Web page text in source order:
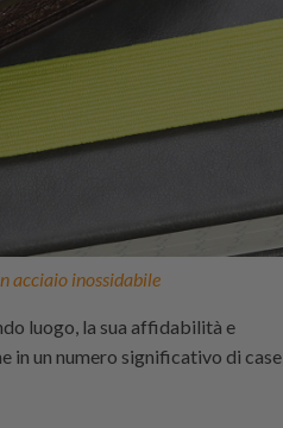
acciaio inossidabile
luogo, la sua affidabilità e
in un numero significativo di case,